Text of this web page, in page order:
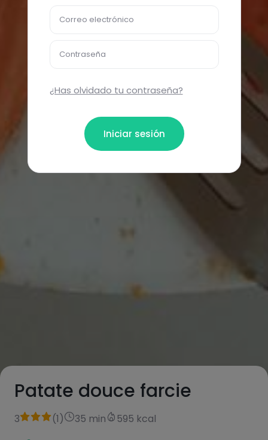
Patate douce farcie
3 (1) 35 min 595 kcal
Correo electrónico
Contraseña
¿Has olvidado tu contraseña?
Iniciar sesión